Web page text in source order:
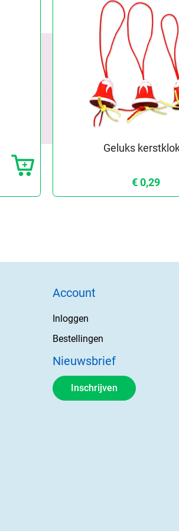
Geluks
€ 0,29
Account
Inloggen
Bestellingen
Nieuwsbrief
Inschrijven